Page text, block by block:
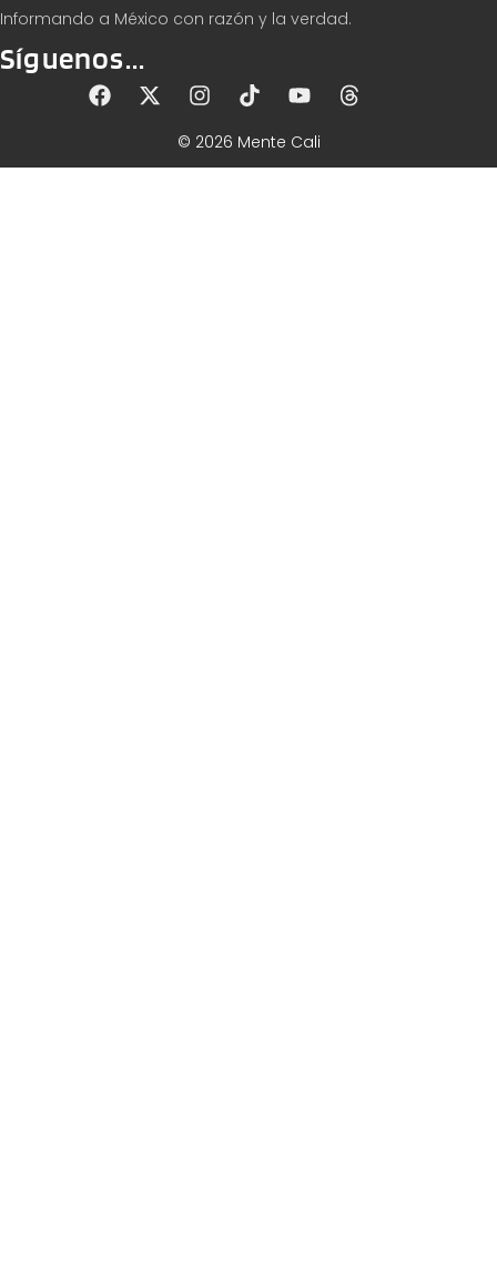
Informando a México con razón y la verdad.
Síguenos...
© 2026 Mente Cali